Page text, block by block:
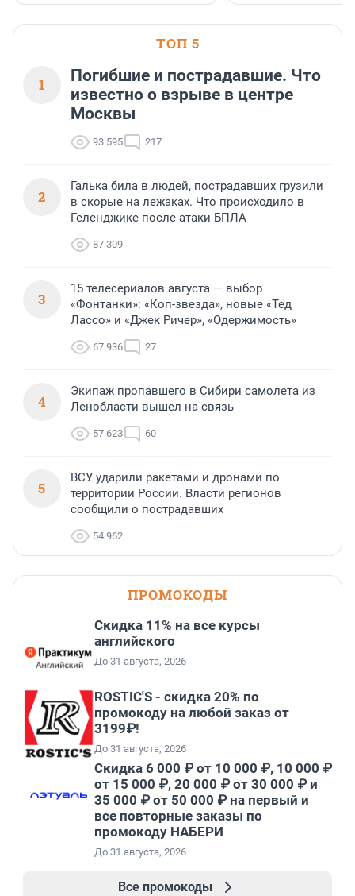
ТОП 5
1
Погибшие и пострадавшие. Что
известно о взрыве в центре
Москвы
93 595 217
2
Галька била в людей, пострадавших грузили
в скорые на лежаках. Что происходило в
Геленджике после атаки БПЛА
87 309
3
15 телесериалов августа — выбор
«Фонтанки»: «Коп-звезда», новые «Тед
Лассо» и «Джек Ричер», «Одержимость»
67 936 27
4
Экипаж пропавшего в Сибири самолета из
Ленобласти вышел на связь
57 623 60
5
ВСУ ударили ракетами и дронами по
территории России. Власти регионов
сообщили о пострадавших
54 962
ПРОМОКОДЫ
Скидка 11% на все курсы
английского
До 31 августа, 2026
ROSTIC'S - скидка 20% по
промокоду на любой заказ от
3199₽!
До 31 августа, 2026
Скидка 6 000 ₽ от 10 000 ₽, 10 000 ₽
от 15 000 ₽, 20 000 ₽ от 30 000 ₽ и
35 000 ₽ от 50 000 ₽ на первый и
все повторные заказы по
промокоду НАБЕРИ
До 31 августа, 2026
Все промокоды